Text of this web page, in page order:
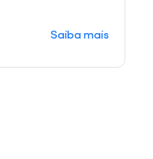
Saiba mais